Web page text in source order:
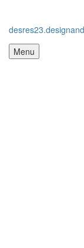
Menu